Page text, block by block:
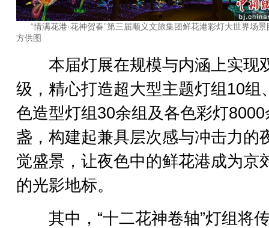
“情满花港·花神贺春”第三届顺义文旅集团鲜花港彩灯大世界场
方供图
本届灯展在规模与内涵上实现
级，精心打造超大型主题灯组10组
色造型灯组30余组及各色彩灯8000
盏，构建起兼具层次感与冲击力的
觉盛景，让夜色中的鲜花港成为京
的光影地标。
其中，“十二花神卷轴”灯组将